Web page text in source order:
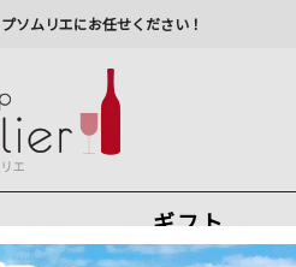
ソムリエにお任せください！
ギフト